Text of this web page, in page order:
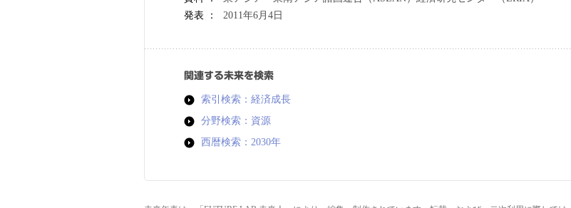
発表 ：
2011年6月4日
関連する未来を検索
索引検索：経済成長
分野検索：資源
西暦検索：2030年